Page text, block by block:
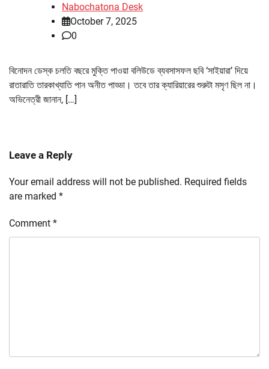
Nabochatona Desk
October 7, 2025
0
বিনোদন ডেস্ক চলতি বছরে মুক্তি পাওয়া বলিউডে ব্যবসাসফল ছবি ‘সাইয়ারা’ দিয়ে
রাতারাতি তারকাখ্যাতি পান অনীত পাড্ডা। তবে তার ক্যারিয়ারের শুরুটা মসৃণ ছিল না।
অভিনেত্রী জানান, […]
Leave a Reply
Your email address will not be published. Required fields
are marked *
Comment *